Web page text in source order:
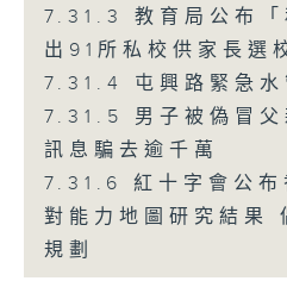
7.31.3 教育局公布「
出91所私校供家長選
7.31.4 屯興路緊急水
7.31.5 男子被偽冒
訊息騙去逾千萬
7.31.6 紅十字會公布
對能力地圖研究結果
規劃